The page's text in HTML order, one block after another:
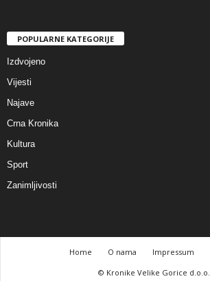
POPULARNE KATEGORIJE
Izdvojeno
Vijesti
Najave
Crna Kronika
Kultura
Sport
Zanimljivosti
Home O nama Impressum
© Kronike Velike Gorice d.o.o.